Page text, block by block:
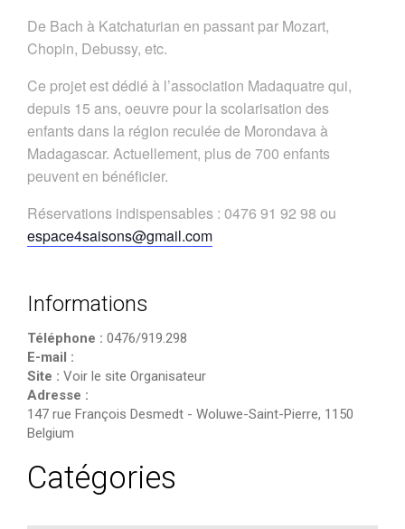
De Bach à Katchaturian en passant par Mozart,
Chopin, Debussy, etc.
Ce projet est dédié à l’association Madaquatre qui,
depuis 15 ans, oeuvre pour la scolarisation des
enfants dans la région reculée de Morondava à
Madagascar. Actuellement, plus de 700 enfants
peuvent en bénéficier.
Réservations indispensables : 0476 91 92 98 ou
espace4saisons@gmail.com
Informations
Téléphone : 0476/919.298
E-mail :
Site : Voir le site Organisateur
Adresse :
147 rue François Desmedt - Woluwe-Saint-Pierre, 1150
Belgium
Catégories